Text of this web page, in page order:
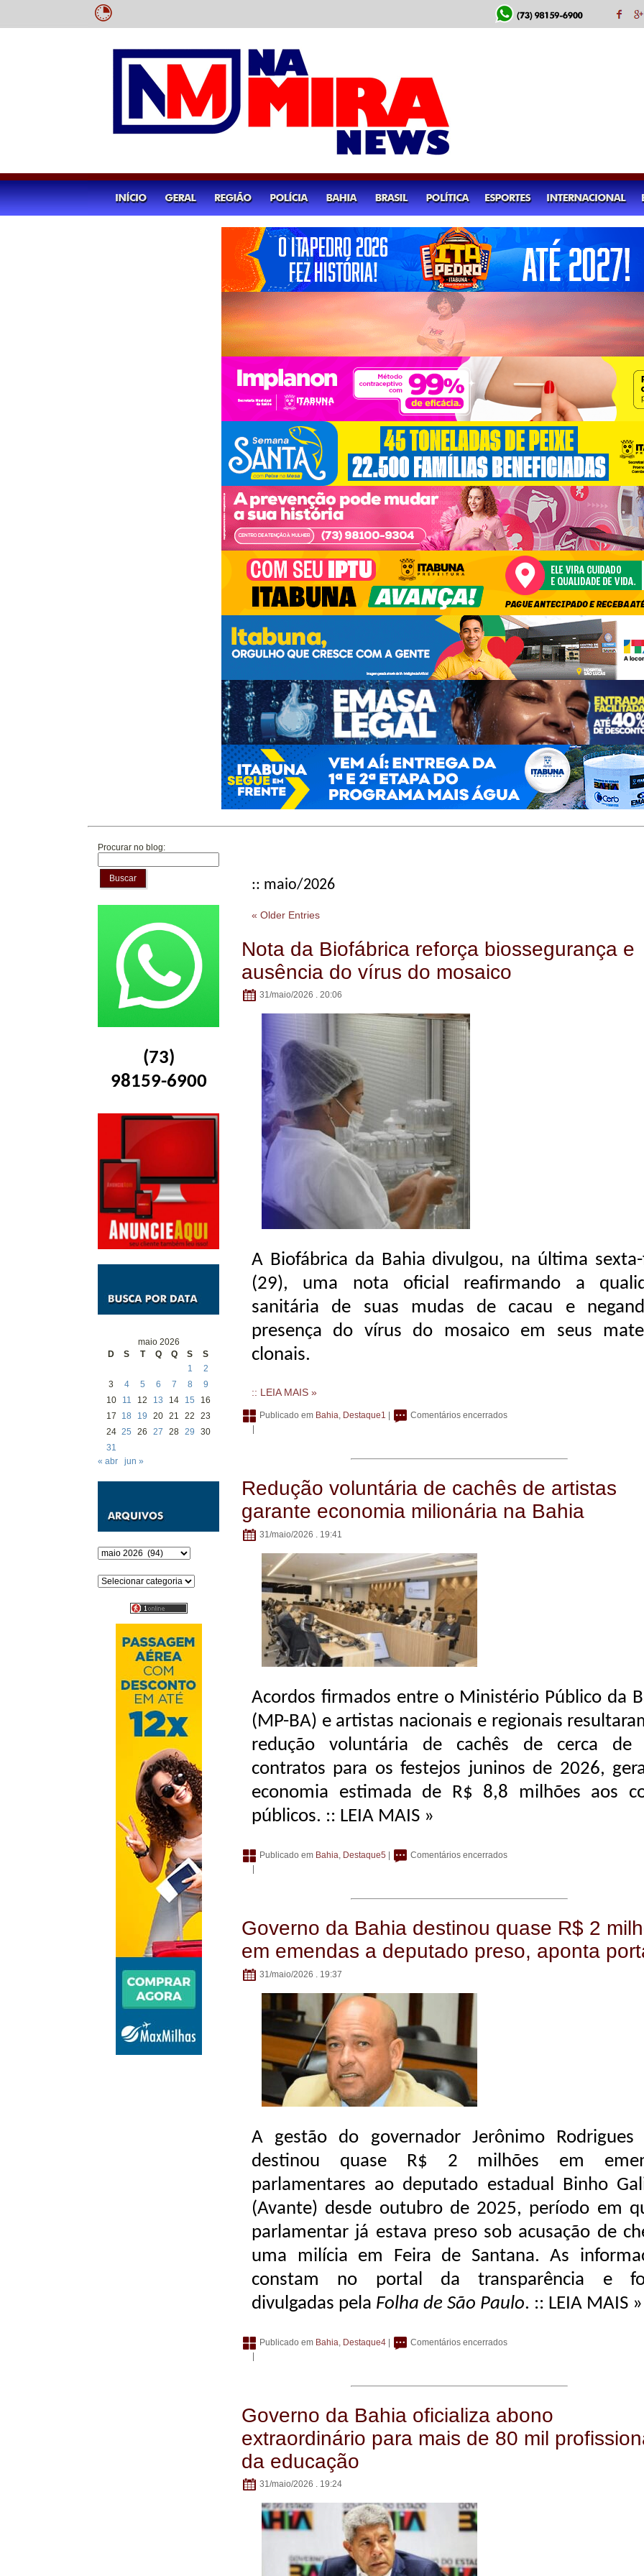
Procurar no blog:
Buscar
(73)
98159-6900
maio 2026
D
S T Q Q S
S
1
2
3
4 5 6 7 8
9
10
11 12 13 14 15
16
17
18 19 20 21 22
23
24 25 26 27 28 29
30
31
« abr
jun »
Arquivos
Categorias
:: maio/2026
« Older Entries
Nota da Biofábrica reforça biossegurança e
ausência do vírus do mosaico
31/maio/2026 . 20:06
A Biofábrica da Bahia divulgou, na última
(29), uma nota oficial reafirmando a
sanitária de suas mudas de cacau e
presença do vírus do mosaico em seus
clonais.
:: LEIA MAIS »
Publicado em Bahia, Destaque1
Comentários encerrados
Redução voluntária de cachês de artistas
garante economia milionária na Bahia
31/maio/2026 . 19:41
Acordos firmados entre o Ministério Público da
(MP-BA) e artistas nacionais e regionais
redução voluntária de cachês de cerca de
contratos para os festejos juninos de 2026,
economia estimada de R$ 8,8 milhões aos
públicos. :: LEIA MAIS »
Publicado em Bahia, Destaque5
Comentários encerrados
Governo da Bahia destinou quase R$ 2
em emendas a deputado preso, aponta
31/maio/2026 . 19:37
A gestão do governador Jerônimo Rodrigues
destinou quase R$ 2 milhões em
parlamentares ao deputado estadual Binho
(Avante) desde outubro de 2025, período em
parlamentar já estava preso sob acusação de
uma milícia em Feira de Santana. As
constam no portal da transparência e
divulgadas pela Folha de São Paulo. :: LEIA MAIS »
Publicado em Bahia Destaque4 |
Comentários encerrados
|
Governo da Bahia oficializa abono
extraordinário para mais de 80 mil
da educação
31/maio/2026 . 19:24